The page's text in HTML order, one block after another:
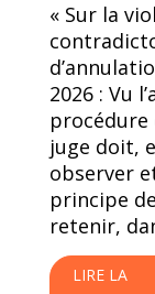
« Sur la
2026 : Vu
procédure
juge doit,
observer
principe
retenir,
LIRE LA